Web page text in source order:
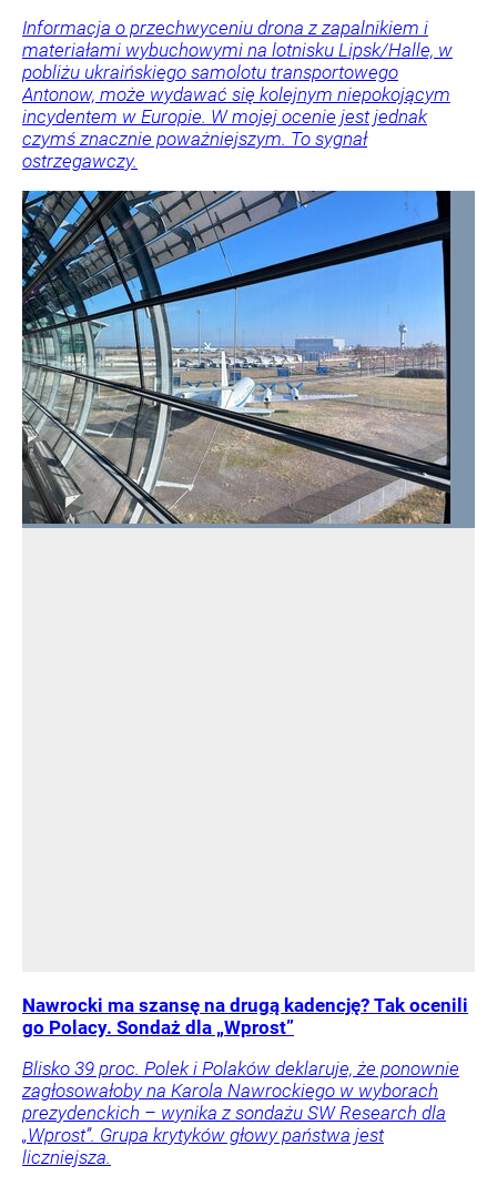
Informacja o przechwyceniu drona z zapalnikiem i
materiałami wybuchowymi na lotnisku Lipsk/Halle, w
pobliżu ukraińskiego samolotu transportowego
Antonow, może wydawać się kolejnym niepokojącym
incydentem w Europie. W mojej ocenie jest jednak
czymś znacznie poważniejszym. To sygnał
ostrzegawczy.
Nawrocki ma szansę na drugą kadencję? Tak ocenili
go Polacy. Sondaż dla „Wprost”
Blisko 39 proc. Polek i Polaków deklaruje, że ponownie
zagłosowałoby na Karola Nawrockiego w wyborach
prezydenckich – wynika z sondażu SW Research dla
„Wprost”. Grupa krytyków głowy państwa jest
liczniejsza.